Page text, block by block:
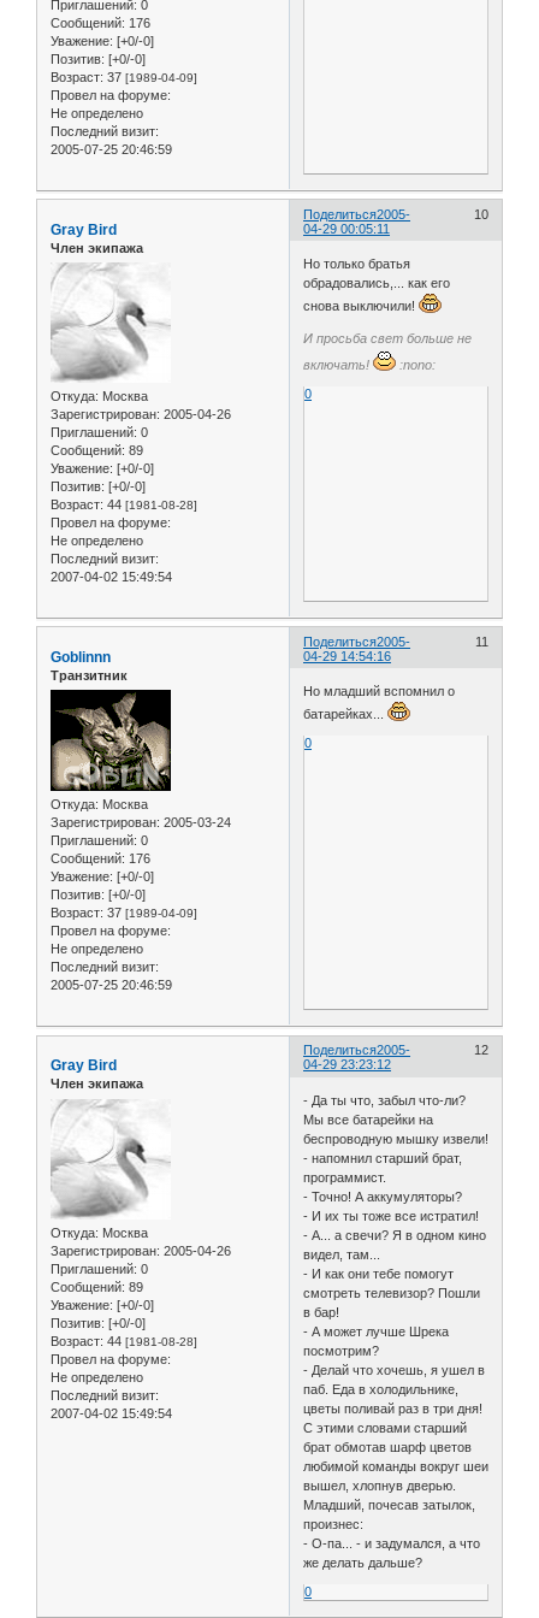
Приглашений: 0
Сообщений: 176
Уважение: [+0/-0]
Позитив: [+0/-0]
Возраст: 37 [1989-04-09]
Провел на форуме:
Не определено
Последний визит:
2005-07-25 20:46:59
Поделиться 10
2005-
04-29 00:05:11
Gray Bird
Член экипажа
Откуда: Москва
Зарегистрирован: 2005-04-26
Приглашений: 0
Сообщений: 89
Уважение: [+0/-0]
Позитив: [+0/-0]
Возраст: 44 [1981-08-28]
Провел на форуме:
Не определено
Последний визит:
2007-04-02 15:49:54
Но только братья
обрадовались,... как его
снова выключили!
И просьба свет больше не
включать!
:nono:
0
Поделиться 11
2005-
04-29 14:54:16
Goblinnn
Транзитник
Откуда: Москва
Зарегистрирован: 2005-03-24
Приглашений: 0
Сообщений: 176
Уважение: [+0/-0]
Позитив: [+0/-0]
Возраст: 37 [1989-04-09]
Провел на форуме:
Не определено
Последний визит:
2005-07-25 20:46:59
Но младший вспомнил о
батарейках...
0
Поделиться 12
2005-
04-29 23:23:12
Gray Bird
Член экипажа
Откуда: Москва
Зарегистрирован: 2005-04-26
Приглашений: 0
Сообщений: 89
Уважение: [+0/-0]
Позитив: [+0/-0]
Возраст: 44 [1981-08-28]
Провел на форуме:
Не определено
Последний визит:
2007-04-02 15:49:54
- Да ты что, забыл что-ли?
Мы все батарейки на
беспроводную мышку извели!
- напомнил старший брат,
программист.
- Точно! А аккумуляторы?
- И их ты тоже все истратил!
- А... а свечи? Я в одном кино
видел, там...
- И как они тебе помогут
смотреть телевизор? Пошли
в бар!
- А может лучше Шрека
посмотрим?
- Делай что хочешь, я ушел в
паб. Еда в холодильнике,
цветы поливай раз в три дня!
С этими словами старший
брат обмотав шарф цветов
любимой команды вокруг шеи
вышел, хлопнув дверью.
Младший, почесав затылок,
произнес:
- О-па... - и задумался, а что
же делать дальше?
0